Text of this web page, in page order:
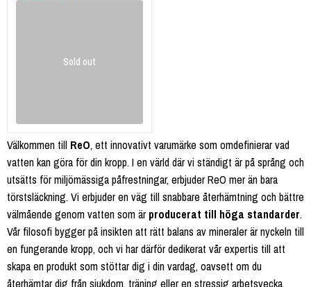
Sold out
Välkommen till ReO, ett innovativt varumärke som omdefinierar vad
vatten kan göra för din kropp. I en värld där vi ständigt är på språng och
utsätts för miljömässiga påfrestningar, erbjuder ReO mer än bara
törstsläckning. Vi erbjuder en väg till snabbare återhämtning och bättre
välmående genom vatten som är producerat till höga standarder.
Vår filosofi bygger på insikten att rätt balans av mineraler är nyckeln till
en fungerande kropp, och vi har därför dedikerat vår expertis till att
skapa en produkt som stöttar dig i din vardag, oavsett om du
återhämtar dig från sjukdom, träning eller en stressig arbetsvecka.